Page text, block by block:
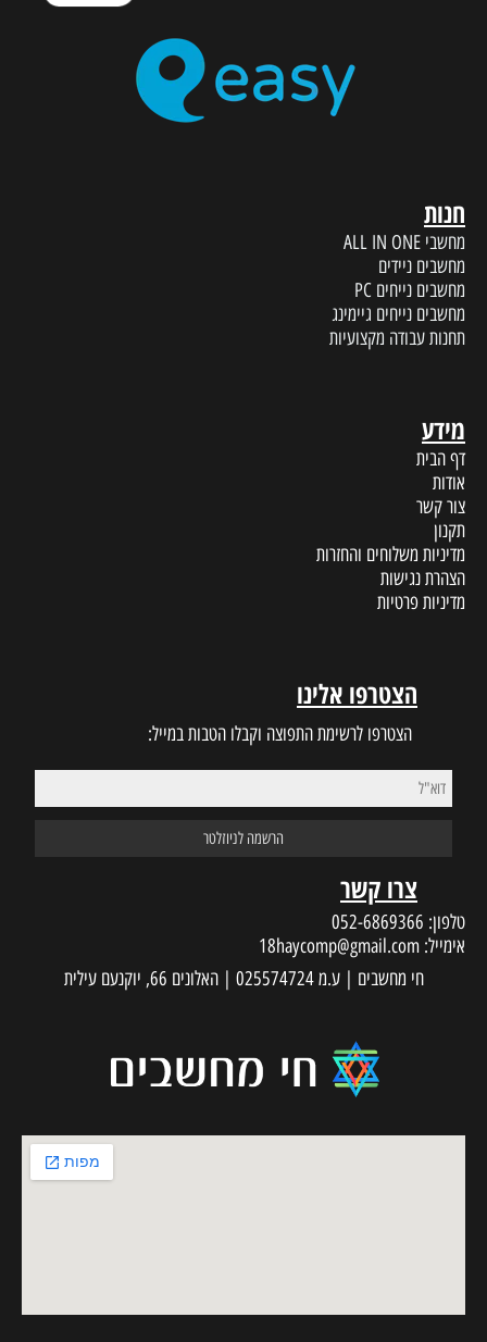
חנות
מחשבי ALL IN ONE
מחשבים ניידים
מחשבים נייחים PC
מחשבים נייחים גיימינג
תחנות עבודה מקצועיות
מידע
דף הבית
אודות
צור קשר
תקנון
מדיניות משלוחים והחזרות
הצהרת נגישות
מדיניות פרטיות
הצטרפו אלינו
הצטרפו לרשימת התפוצה וקבלו הטבות במייל:
צרו קשר
טלפון: 052-6869366
אימייל: 18haycomp@gmail.com
חי מחשבים | ע.מ 025574724 | האלונים 66, יוקנעם עילית